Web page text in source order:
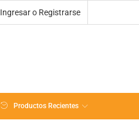
Ingresar o Registrarse
Productos Recientes
Sin existencias